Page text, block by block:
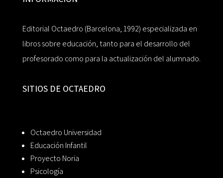
Editorial Octaedro (Barcelona, 1992) especializada en
libros sobre educación, tanto para el desarrollo del
profesorado como para la actualización del alumnado.
SITIOS DE OCTAEDRO
Octaedro Universidad
Educación Infantil
Proyecto Noria
Psicología